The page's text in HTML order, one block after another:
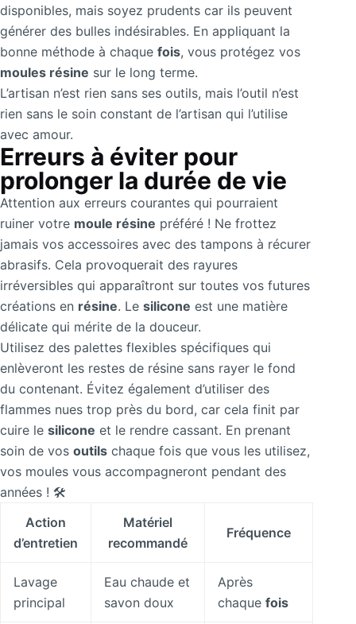
disponibles, mais soyez prudents car ils peuvent
générer des bulles indésirables. En appliquant la
bonne méthode à chaque fois, vous protégez vos
moules résine sur le long terme.
L’artisan n’est rien sans ses outils, mais l’outil n’est
rien sans le soin constant de l’artisan qui l’utilise
avec amour.
Erreurs à éviter pour
prolonger la durée de vie
Attention aux erreurs courantes qui pourraient
ruiner votre moule résine préféré ! Ne frottez
jamais vos accessoires avec des tampons à récurer
abrasifs. Cela provoquerait des rayures
irréversibles qui apparaîtront sur toutes vos futures
créations en résine. Le silicone est une matière
délicate qui mérite de la douceur.
Utilisez des palettes flexibles spécifiques qui
enlèveront les restes de résine sans rayer le fond
du contenant. Évitez également d’utiliser des
flammes nues trop près du bord, car cela finit par
cuire le silicone et le rendre cassant. En prenant
soin de vos outils chaque fois que vous les utilisez,
vos moules vous accompagneront pendant des
années ! 🛠️
Action
d’entretien
Matériel
recommandé
Fréquence
Lavage
principal
Eau chaude et
savon doux
Après
chaque fois